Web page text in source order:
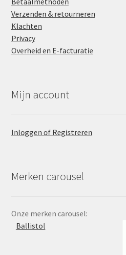
Verzenden & retourneren
Klachten
Privacy
Overheid en E-facturatie
Mijn account
Inloggen of Registreren
Merken carousel
Onze merken carousel:
Ballistol